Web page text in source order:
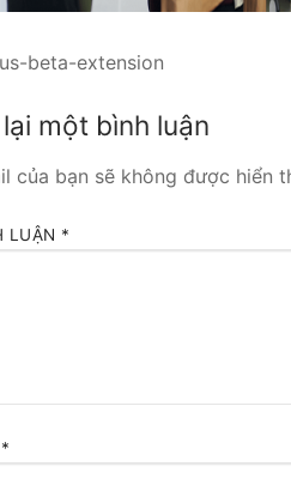
Tổng
beta-extension
một bình luận
của bạn sẽ không được hiển
LUẬN *
*